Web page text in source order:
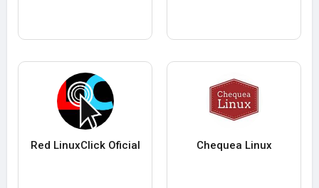
Red LinuxClick Oficial Chequea Linux